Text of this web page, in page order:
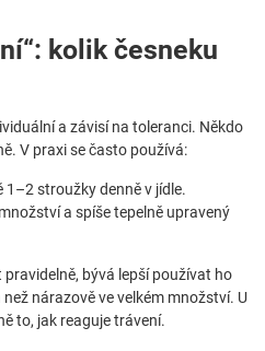
kolik česneku
a závisí na toleranci. Někdo
V praxi se často používá:
1–2 stroužky denně v jídle.
a spíše tepelně upravený
bývá lepší používat ho
nárazově ve velkém množství. U
to, jak reaguje trávení.